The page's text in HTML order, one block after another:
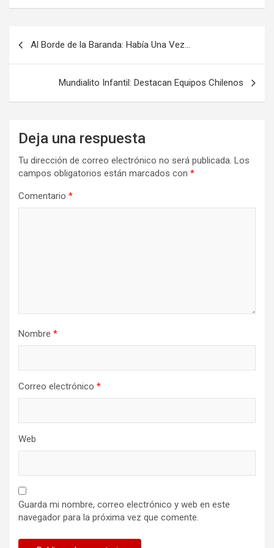
entradas
Al Borde de la Baranda: Había Una Vez…
Mundialito Infantil: Destacan Equipos Chilenos
Deja una respuesta
Tu dirección de correo electrónico no será publicada. Los
campos obligatorios están marcados con *
Comentario *
Nombre *
Correo electrónico *
Web
Guarda mi nombre, correo electrónico y web en este
navegador para la próxima vez que comente.